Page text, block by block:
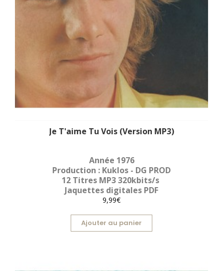
Je T'aime Tu Vois (Version MP3)
Année 1976
Production : Kuklos - DG PROD
12 Titres MP3 320kbits/s
Jaquettes digitales PDF
9,99€
Ajouter au panier